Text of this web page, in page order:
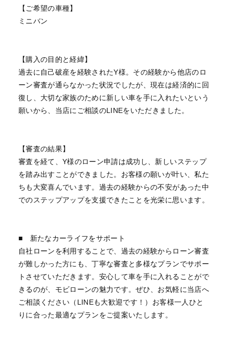
【ご希望の車種】
ミニバン
【購入の目的と経緯】
過去に自己破産を経験されたY様。その経験から他店のロ
ーン審査が通らなかった状況でしたが、現在は経済的に回
復し、大切な家族のために新しい車を手に入れたいという
願いから、当店にご相談のLINEをいただきました。
【審査の結果】
審査を経て、Y様のローン申請は成功し、新しいステップ
を踏み出すことができました。お客様の願いが叶い、私た
ちも大変喜んでいます。過去の経験からの不安があった中
でのステップアップを支援できたことを光栄に思います。
■ 新たなカーライフをサポート
自社ローンを利用することで、過去の経験からローン審査
が難しかった方にも、丁寧な審査と多様なプランでサポー
トさせていただきます。安心して車を手に入れることがで
きるのが、モビローンの魅力です。ぜひ、お気軽に当店へ
ご相談ください（LINEも大歓迎です！）お客様一人ひと
りに合った最適なプランをご提案いたします。